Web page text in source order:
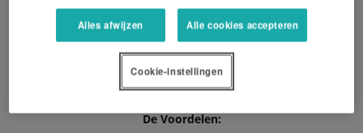
kettingspanner, voorzien voor standaard zaai-
afstanden van 0,9 tot 43,4 cm. De tandwielen kunnen
worden vervangen zonder dat hiervoor gereedschap
nodig is.
De Voordelen:
Alles afwijzen Alle cookies accepteren
Cookie-instellingen